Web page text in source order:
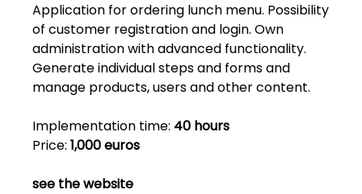
Application for ordering lunch menu. Possibility
of customer registration and login. Own
administration with advanced functionality.
Generate individual steps and forms and
manage products, users and other content.
Implementation time: 40 hours
Price: 1,000 euros
see the website